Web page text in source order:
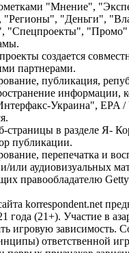
"Мнение",
"Регионы", "Деньги",
"Спецпроекты", "Промо"
создается
партнерами.
публикация,
информации,
Украина", EPA /
страницы в разделе Я-
публикации.
перепечатка и
или аудиовизуальных
правообладателю Getty
korrespondent.net
года (21+). Участие в
игровую зависимость.
ответственной